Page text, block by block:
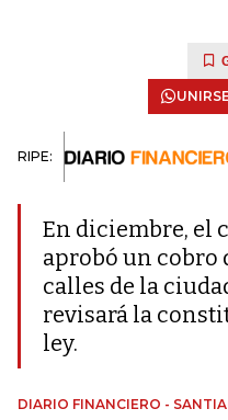
RIPE:
En diciembre, el
aprobó un cobro
calles de la
revisará la
ley.
DIARIO FINANCIERO -